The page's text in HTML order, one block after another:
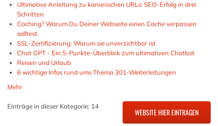
Ultimative Anleitung zu kanonischen URLs: SEO-Erfolg in drei
Schritten
Caching? Warum Du Deiner Webseite einen Cache verpassen
solltest
SSL-Zertifizierung: Warum sie unverzichtbar ist
Chat GPT - Ein 5-Punkte-Überblick zum ultimativen Chatbot
Reisen und Urlaub
6 wichtige Infos rund ums Thema 301-Weiterleitungen
Mehr
Einträge in dieser Kategorie: 14